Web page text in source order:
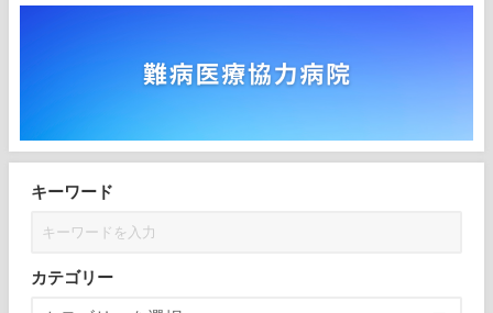
キーワード
カテゴリー